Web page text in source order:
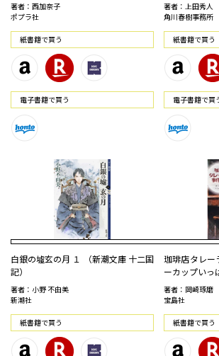
著者：西加奈子
ポプラ社
紙書籍で買う
電⼦書籍で買う
著者：上田秀人
角川春樹事務所
紙書籍で買う
電⼦書籍で買
白銀の墟玄の月 １ （新潮文庫 十二国
記）
著者：小野 不由美
新潮社
紙書籍で買う
珈琲店タレー
ーカップいっ
著者：岡崎琢磨
宝島社
紙書籍で買う